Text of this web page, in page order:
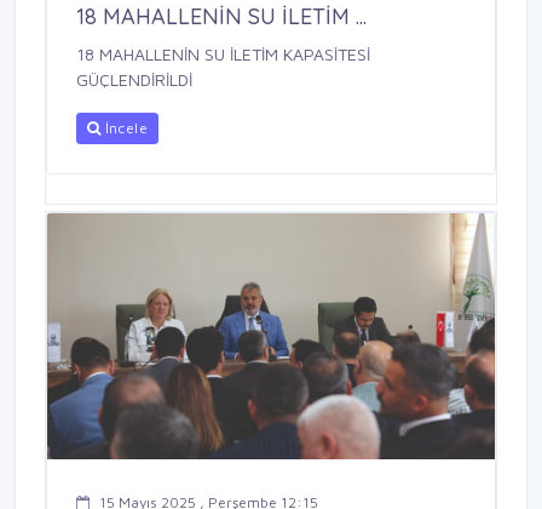
18 MAHALLENİN SU İLETİM ...
18 MAHALLENİN SU İLETİM KAPASİTESİ
GÜÇLENDİRİLDİ
İncele
15 Mayıs 2025 , Perşembe 12:15